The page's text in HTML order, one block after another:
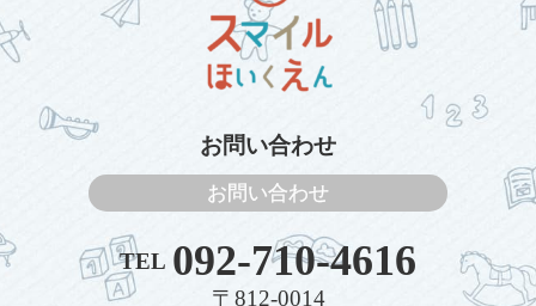
お問い合わせ
お問い合わせ
TEL 092-710-4616
〒812-0014